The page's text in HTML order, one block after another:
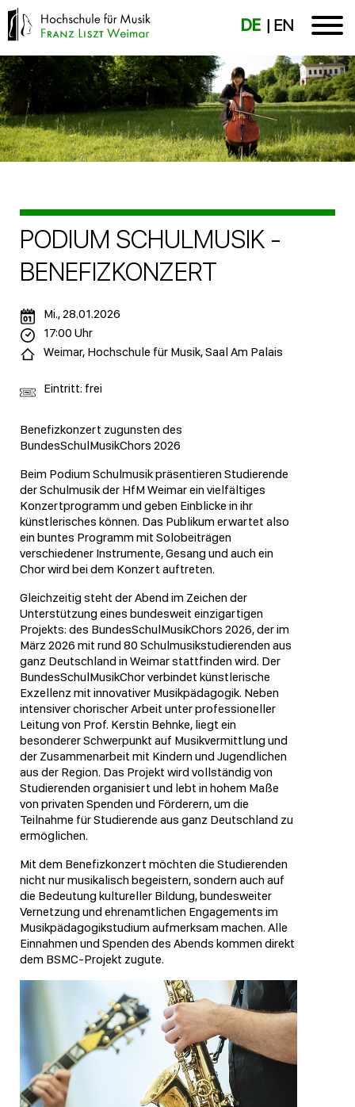
DE EN
PODIUM SCHULMUSIK -
BENEFIZKONZERT
Benefizkonzert zugunsten des
BundesSchulMusikChors 2026
Beim Podium Schulmusik präsentieren Studierende
der Schulmusik der HfM Weimar ein vielfältiges
Konzertprogramm und geben Einblicke in ihr
künstlerisches können. Das Publikum erwartet also
ein buntes Programm mit Solobeiträgen
verschiedener Instrumente, Gesang und auch ein
Chor wird bei dem Konzert auftreten.
Gleichzeitig steht der Abend im Zeichen der
Unterstützung eines bundesweit einzigartigen
Projekts: des BundesSchulMusikChors 2026, der im
März 2026 mit rund 80 Schulmusikstudierenden aus
ganz Deutschland in Weimar stattfinden wird. Der
BundesSchulMusikChor verbindet künstlerische
Exzellenz mit innovativer Musikpädagogik. Neben
intensiver chorischer Arbeit unter professioneller
Leitung von Prof. Kerstin Behnke, liegt ein
besonderer Schwerpunkt auf Musikvermittlung und
der Zusammenarbeit mit Kindern und Jugendlichen
aus der Region. Das Projekt wird vollständig von
Studierenden organisiert und lebt in hohem Maße
von privaten Spenden und Förderern, um die
Teilnahme für Studierende aus ganz Deutschland zu
ermöglichen.
Mit dem Benefizkonzert möchten die Studierenden
nicht nur musikalisch begeistern, sondern auch auf
die Bedeutung kultureller Bildung, bundesweiter
Vernetzung und ehrenamtlichen Engagements im
Musikpädagogikstudium aufmerksam machen. Alle
Einnahmen und Spenden des Abends kommen direkt
dem BSMC-Projekt zugute.
Mi., 28.01.2026
17:00 Uhr
Weimar, Hochschule für Musik, Saal Am Palais
Eintritt: frei